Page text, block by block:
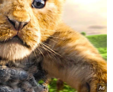
'kuasai' perairan
cecair vape